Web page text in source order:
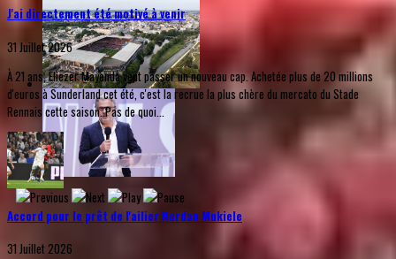
J'ai directement été motivé à venir
31 Juillet 2026
À 21 ans, Eliezer Mayenda veut passer un nouveau cap. Achetée plus de 20 millions
d'euros à Sunderland cet été, c'est la recrue la plus chère du mercato du Stade
Rennais cette saison. Pas de quoi...
Accord pour le prêt de l'ailier Nordan Mukiele
31 Juillet 2026